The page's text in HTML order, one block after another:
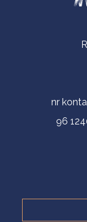
Informacje
nr
96